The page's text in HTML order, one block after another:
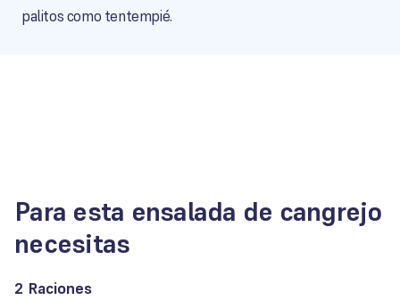
palitos como tentempié.
Para esta ensalada de cangrejo
necesitas
2 Raciones